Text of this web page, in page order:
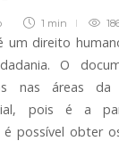
1 min
um direito
O
nas áreas
pois é a
é possível obter